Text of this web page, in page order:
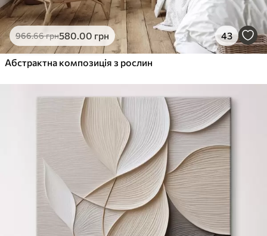
966.66грн580.00 грн 43
Абстрактна композиція з рослин